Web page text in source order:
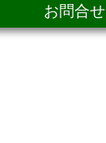
お問合せ